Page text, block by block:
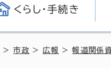
くらし・手続き
>市政 > 広報 >報道関係